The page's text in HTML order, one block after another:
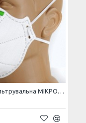
Напівмаска фільтрувальна МІКРОН FFP1 NR без клапана